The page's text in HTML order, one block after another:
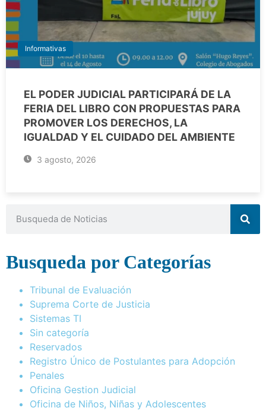
Informativas
EL PODER JUDICIAL PARTICIPARÁ DE LA
FERIA DEL LIBRO CON PROPUESTAS PARA
PROMOVER LOS DERECHOS, LA
IGUALDAD Y EL CUIDADO DEL AMBIENTE
3 agosto, 2026
Busqueda por Categorías
Tribunal de Evaluación
Suprema Corte de Justicia
Sistemas TI
Sin categoría
Reservados
Registro Único de Postulantes para Adopción
Penales
Oficina Gestion Judicial
Oficina de Niños, Niñas y Adolescentes